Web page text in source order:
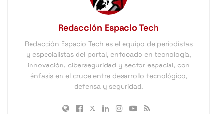
Redacción Espacio Tech
Redacción Espacio Tech es el equipo de periodistas
y especialistas del portal, enfocado en tecnología,
innovación, ciberseguridad y sector espacial, con
énfasis en el cruce entre desarrollo tecnológico,
defensa y seguridad.